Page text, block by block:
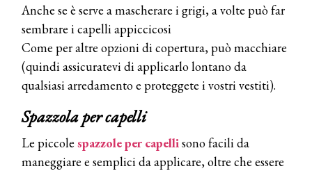
Anche se è serve a mascherare i grigi, a volte può far
sembrare i capelli appiccicosi
Come per altre opzioni di copertura, può macchiare
(quindi assicuratevi di applicarlo lontano da
qualsiasi arredamento e proteggete i vostri vestiti).
Spazzola per capelli
Le piccole spazzoleper capellisono facili da
maneggiare e semplici da applicare, oltre che essere